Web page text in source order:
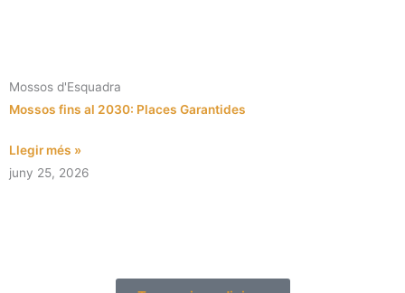
Mossos d'Esquadra
Mossos fins al 2030: Places Garantides
Llegir més »
juny 25, 2026